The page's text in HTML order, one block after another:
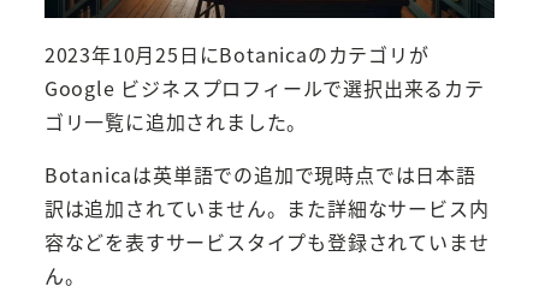
2023年10月25日にBotanicaのカテゴリが
Google ビジネスプロフィールで選択出来るカテ
ゴリ一覧に追加されました。
Botanicaは英単語での追加で現時点では日本語
訳は追加されていません。また詳細なサービス内
容などを表すサービスタイプも登録されていませ
ん。